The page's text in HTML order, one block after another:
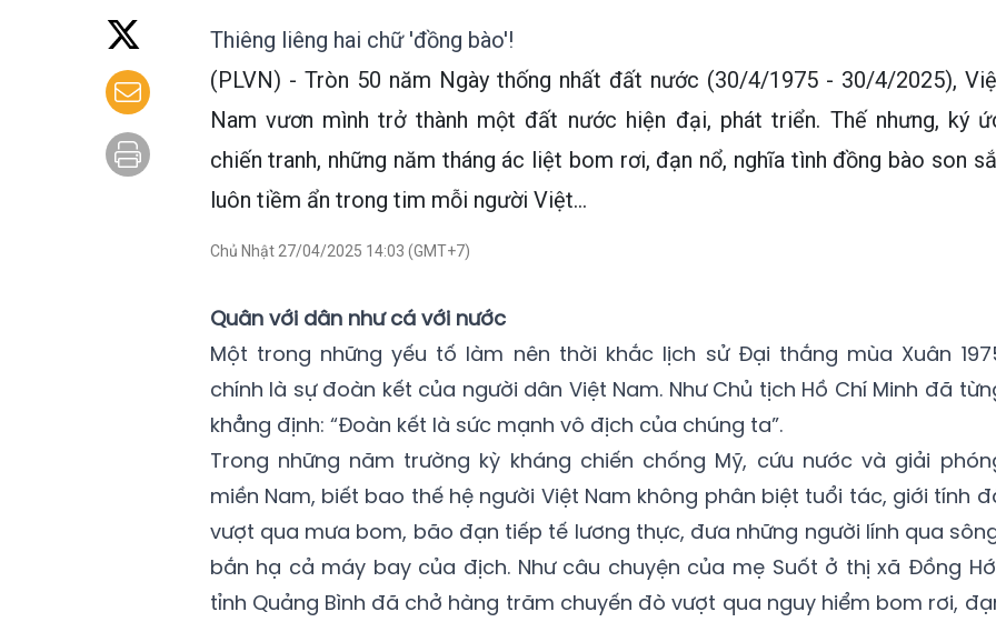
Thiêng liêng hai chữ 'đồng bào'!
(PLVN) - Tròn 50 năm Ngày thống nhất đất nước (30/4/1975 - 30/4/2025),
Nam vươn mình trở thành một đất nước hiện đại, phát triển. Thế nhưng, ký
chiến tranh, những năm tháng ác liệt bom rơi, đạn nổ, nghĩa tình đồng bào son
luôn tiềm ẩn trong tim mỗi người Việt...
Chủ Nhật 27/04/2025 14:03 (GMT+7)
Quân với dân như cá với nước
Một trong những yếu tố làm nên thời khắc lịch sử Đại thắng mùa Xuân
chính là sự đoàn kết của người dân Việt Nam. Như Chủ tịch Hồ Chí Minh đã
khẳng định: “Đoàn kết là sức mạnh vô địch của chúng ta”.
Trong những năm trường kỳ kháng chiến chống Mỹ, cứu nước và giải
miền Nam, biết bao thế hệ người Việt Nam không phân biệt tuổi tác, giới tính
vượt qua mưa bom, bão đạn tiếp tế lương thực, đưa những người lính qua
bắn hạ cả máy bay của địch. Như câu chuyện của mẹ Suốt ở thị xã Đồng
tỉnh Quảng Bình đã chở hàng trăm chuyến đò vượt qua nguy hiểm bom rơi,